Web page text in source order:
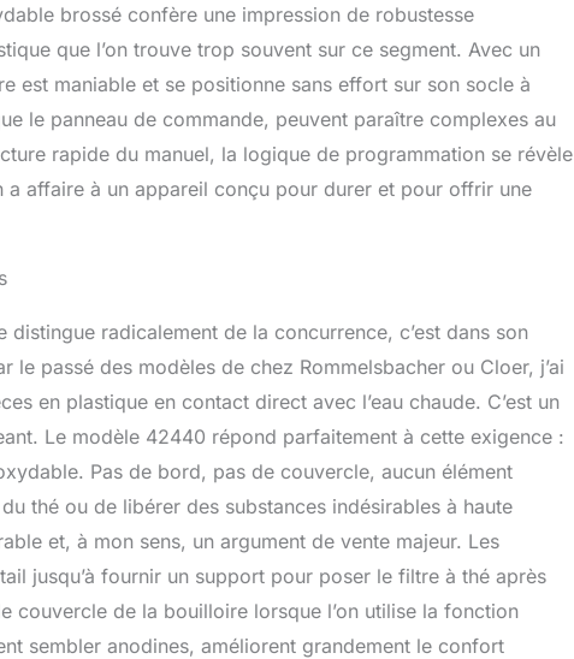
brossé confère une impression de robustesse
que l’on trouve trop souvent sur ce segment. Avec un
est maniable et se positionne sans effort sur son socle à
le panneau de commande, peuvent paraître complexes au
rapide du manuel, la logique de programmation se révèle
a affaire à un appareil conçu pour durer et pour offrir une
radicalement de la concurrence, c’est dans son
le passé des modèles de chez Rommelsbacher ou Cloer, j’ai
en plastique en contact direct avec l’eau chaude. C’est un
Le modèle 42440 répond parfaitement à cette exigence :
Pas de bord, pas de couvercle, aucun élément
thé ou de libérer des substances indésirables à haute
et, à mon sens, un argument de vente majeur. Les
jusqu’à fournir un support pour poser le filtre à thé après
couvercle de la bouilloire lorsque l’on utilise la fonction
sembler anodines, améliorent grandement le confort